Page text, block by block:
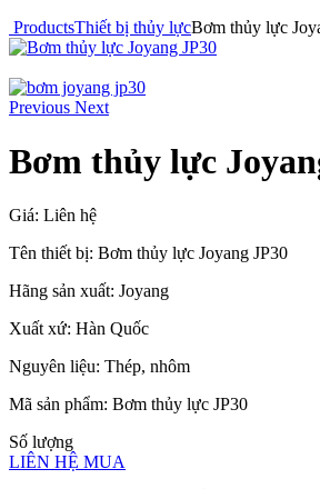
ProductsThiết bị thủy lựcBơm thủy lực
Previous Next
Bơm thủy lực
Giá: Liên hệ
Tên thiết bị: Bơm thủy lực Joyang JP30
Hãng sản xuất: Joyang
Xuất xứ: Hàn Quốc
Nguyên liệu: Thép, nhôm
Mã sản phẩm: Bơm thủy lực JP30
Số lượng
LIÊN HỆ MUA